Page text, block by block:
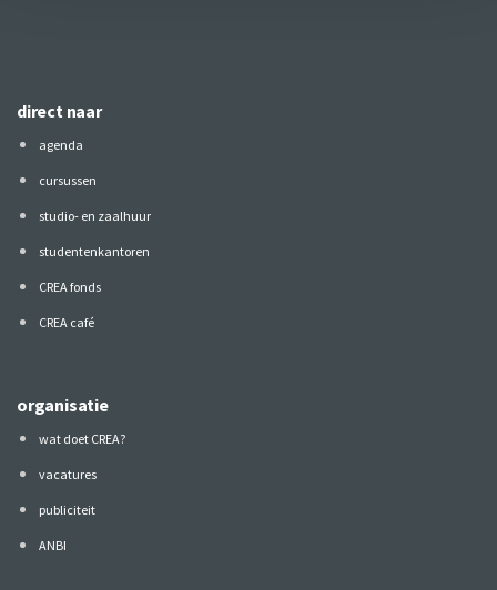
direct naar
agenda
cursussen
studio- en zaalhuur
studentenkantoren
CREA fonds
CREA café
organisatie
wat doet CREA?
vacatures
publiciteit
ANBI